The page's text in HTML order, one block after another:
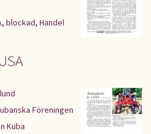
, blockad, Handel
Föreningen
Kuba